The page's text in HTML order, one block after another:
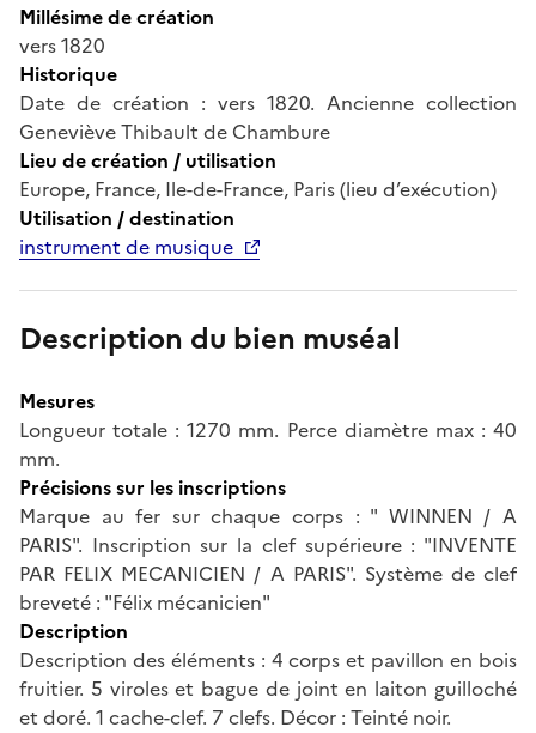
Millésime de création
vers 1820
Historique
Date de création : vers 1820. Ancienne collection
Geneviève Thibault de Chambure
Lieu de création / utilisation
Europe, France, Ile-de-France, Paris (lieu d’exécution)
Utilisation / destination
instrument de musique
Description du bien muséal
Mesures
Longueur totale : 1270 mm. Perce diamètre max : 40
mm.
Précisions sur les inscriptions
Marque au fer sur chaque corps : " WINNEN / A
PARIS". Inscription sur la clef supérieure : "INVENTE
PAR FELIX MECANICIEN / A PARIS". Système de clef
breveté : "Félix mécanicien"
Description
Description des éléments : 4 corps et pavillon en bois
fruitier. 5 viroles et bague de joint en laiton guilloché
et doré. 1 cache-clef. 7 clefs. Décor : Teinté noir.